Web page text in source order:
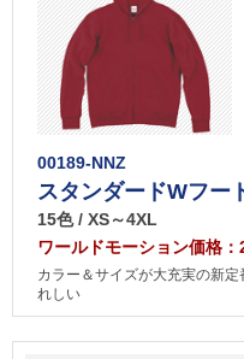
00189-NNZ
スタンダードWフー
15色 / XS～4XL
ワールドモーション価格：
カラー＆サイズが大充実の新
れしい